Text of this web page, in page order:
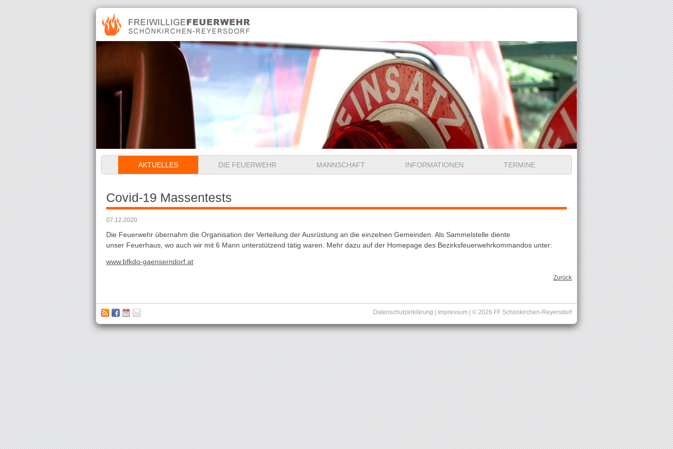
Navigation
AKTUELLES DIE FEUERWEHR MANNSCHAFT INFORMATIONEN TERMINE
Covid-19 Massentests
07.12.2020
Die Feuerwehr übernahm die Organisation der Verteilung der Ausrüstung an die einzelnen Gemeinden. Als Sammelstelle diente
unser Feuerhaus, wo auch wir mit 6 Mann unterstützend tätig waren. Mehr dazu auf der Homepage des Bezirksfeuerwehrkommandos unter:
www.bfkdo-gaenserndorf.at
Zurück
Datenschutzerklärung Impressum | © 2026 FF Schönkirchen-Reyersdorf